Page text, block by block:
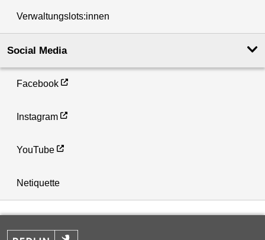
Verwaltungslots:innen
Social Media
Facebook
Instagram
YouTube
Netiquette